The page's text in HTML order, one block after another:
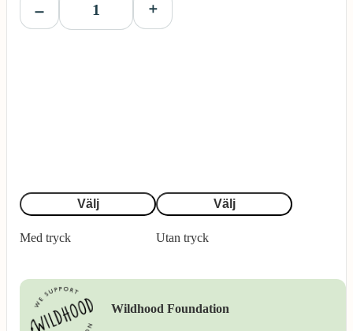
Välj
Med tryck
Välj
Utan tryck
Wildhood Foundation